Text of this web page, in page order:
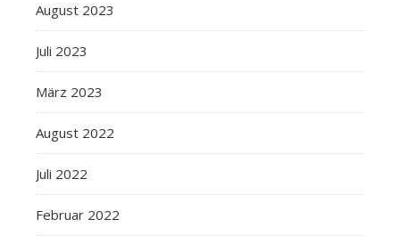
August 2023
Juli 2023
März 2023
August 2022
Juli 2022
Februar 2022